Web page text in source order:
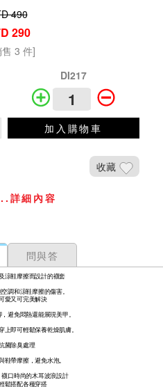
490
290
3 件]
DI217
加入購物車
收藏
詳細內容
問與答